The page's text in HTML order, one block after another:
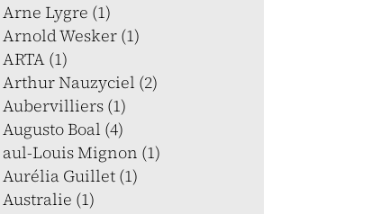
Arne Lygre (1)
Arnold Wesker (1)
ARTA (1)
Arthur Nauzyciel (2)
Aubervilliers (1)
Augusto Boal (4)
aul-Louis Mignon (1)
Aurélia Guillet (1)
Australie (1)